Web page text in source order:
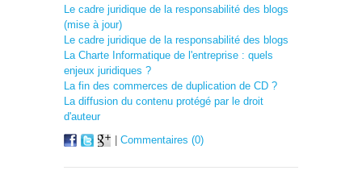
Le cadre juridique de la responsabilité des blogs
(mise à jour)
Le cadre juridique de la responsabilité des blogs
La Charte Informatique de l'entreprise : quels
enjeux juridiques ?
La fin des commerces de duplication de CD ?
La diffusion du contenu protégé par le droit
d'auteur
Commentaires (0)